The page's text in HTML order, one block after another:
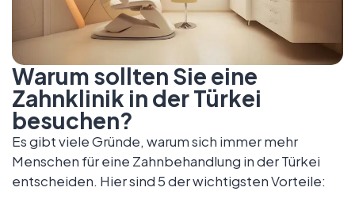
Warum sollten Sie eine
Zahnklinik in der Türkei
besuchen?
Es gibt viele Gründe, warum sich immer mehr
Menschen für eine Zahnbehandlung in der Türkei
entscheiden. Hier sind 5 der wichtigsten Vorteile: